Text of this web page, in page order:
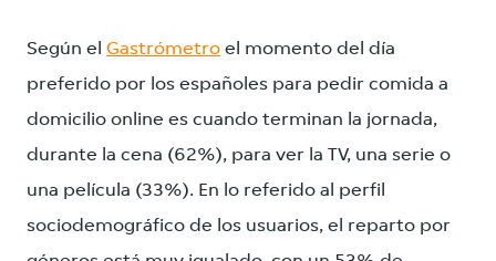
Según el Gastrómetro el momento del día
preferido por los españoles para pedir comida a
domicilio online es cuando terminan la jornada,
durante la cena (62%), para ver la TV, una serie o
una película (33%). En lo referido al perfil
sociodemográfico de los usuarios, el reparto por